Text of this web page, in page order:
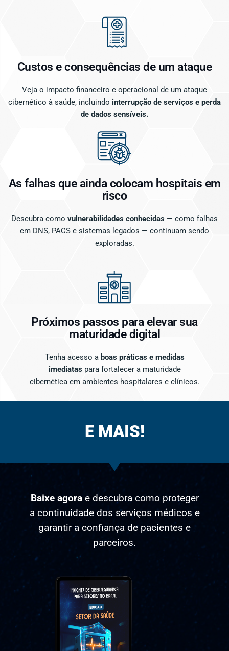
Custos e consequências de um ataque
Veja o impacto financeiro e operacional de um ataque
cibernético à saúde, incluindo interrupção de serviços e perda
de dados sensíveis.
As falhas que ainda colocam hospitais em
risco
Descubra como vulnerabilidades conhecidas — como falhas
em DNS, PACS e sistemas legados — continuam sendo
exploradas.
Próximos passos para elevar sua
maturidade digital
Tenha acesso aboas práticas e medidas
imediatas para fortalecer a maturidade
cibernética em ambientes hospitalares e clínicos.
E MAIS!
Baixe agora e descubra como proteger
a continuidade dos serviços médicos e
garantir a confiança de pacientes e
parceiros.